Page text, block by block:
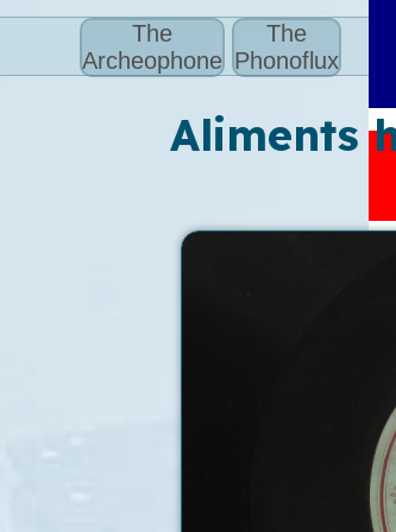
The
Archeophone
The
Phonoflux
Aliments